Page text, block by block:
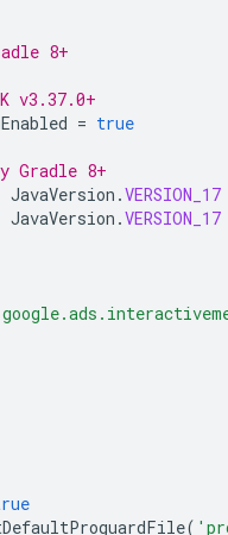
8+
v3.37.0+
= true
Gradle 8+
JavaVersion .VERSION_17
JavaVersion .VERSION_17
(